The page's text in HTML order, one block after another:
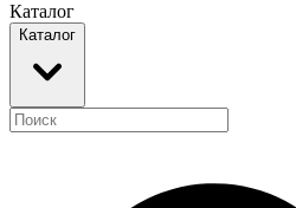
Каталог
Каталог